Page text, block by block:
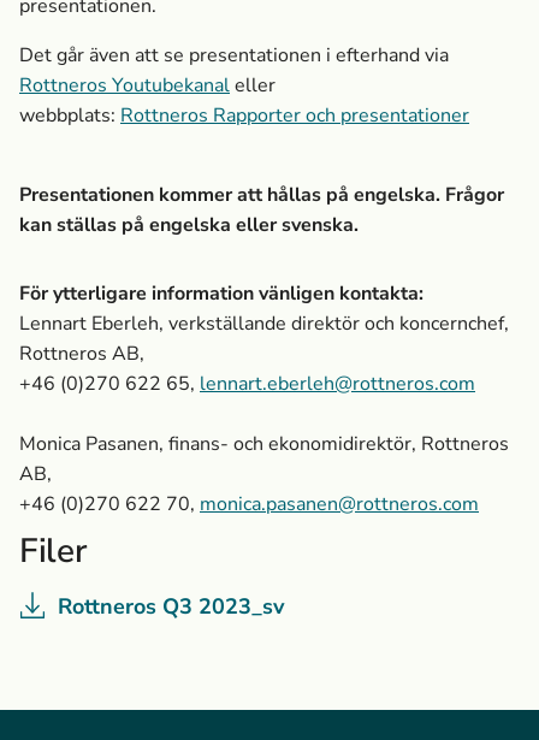
presentationen.
Det går även att se presentationen i efterhand via
Rottneros Youtubekanaleller
webbplats: Rottneros Rapporter och presentationer
Presentationen kommer att hållas på engelska. Frågor
kan ställas på engelska eller svenska.
För ytterligare information vänligen kontakta:
Lennart Eberleh, verkställande direktör och koncernchef,
Rottneros AB,
+46 (0)270 622 65, lennart.eberleh@rottneros.com
Monica Pasanen, finans- och ekonomidirektör, Rottneros
AB,
+46 (0)270 622 70, monica.pasanen@rottneros.com
Filer
Rottneros Q3 2023_sv